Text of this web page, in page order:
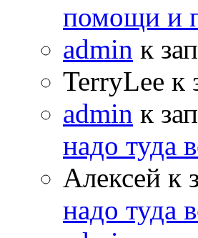
помощи и
admin к
TerryLee к
admin к
надо туда
Алексей к
надо туда